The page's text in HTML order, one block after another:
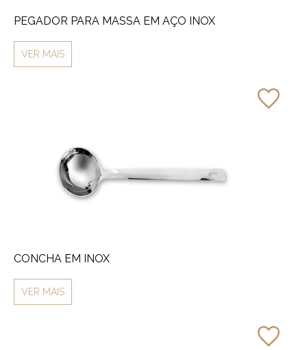
PEGADOR PARA MASSA EM AÇO INOX
VER MAIS
CONCHA EM INOX
VER MAIS